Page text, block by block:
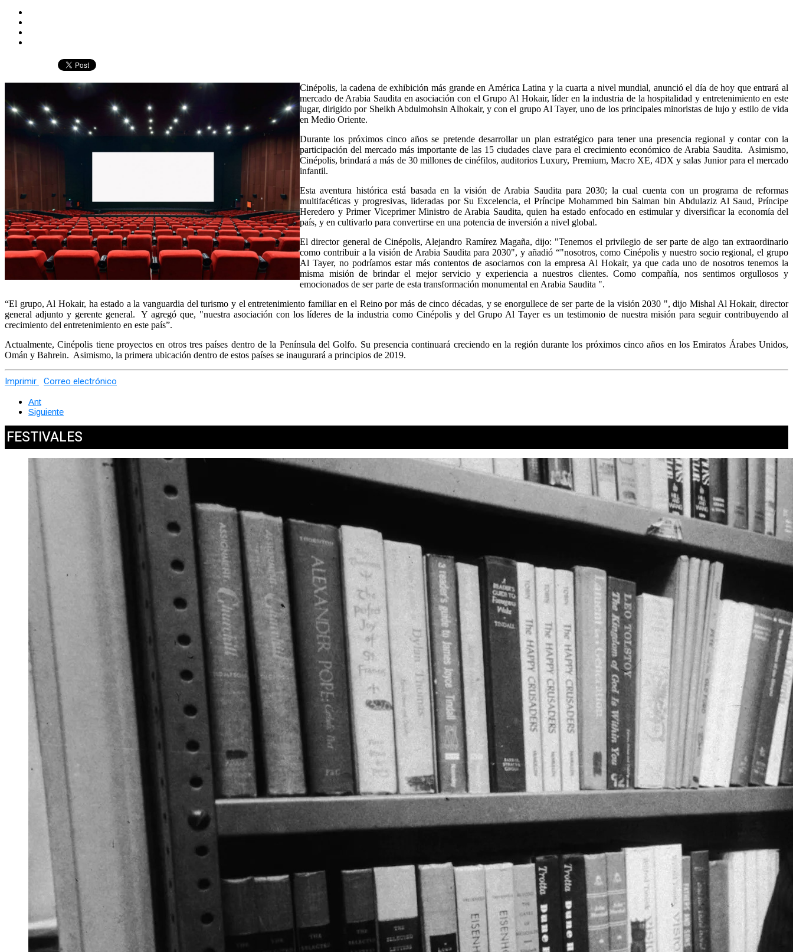
Cinépolis, la cadena de exhibición más grande en América Latina y la cuarta a nivel mundial, anunció el día de hoy que entrará al
mercado de Arabia Saudita en asociación con el Grupo Al Hokair, líder en la industria de la hospitalidad y entretenimiento en este
lugar, dirigido por Sheikh Abdulmohsin Alhokair, y con el grupo Al Tayer, uno de los principales minoristas de lujo y estilo de vida
en Medio Oriente.
Durante los próximos cinco años se pretende desarrollar un plan estratégico para tener una presencia regional y contar con la
participación del mercado más importante de las 15 ciudades clave para el crecimiento económico de Arabia Saudita. Asimismo,
Cinépolis, brindará a más de 30 millones de cinéfilos, auditorios Luxury, Premium, Macro XE, 4DX y salas Junior para el mercado
infantil.
Esta aventura histórica está basada en la visión de Arabia Saudita para 2030; la cual cuenta con un programa de reformas
multifacéticas y progresivas, lideradas por Su Excelencia, el Príncipe Mohammed bin Salman bin Abdulaziz Al Saud, Príncipe
Heredero y Primer Viceprimer Ministro de Arabia Saudita, quien ha estado enfocado en estimular y diversificar la economía del
país, y en cultivarlo para convertirse en una potencia de inversión a nivel global.
El director general de Cinépolis, Alejandro Ramírez Magaña, dijo: "Tenemos el privilegio de ser parte de algo tan extraordinario
como contribuir a la visión de Arabia Saudita para 2030", y añadió “"nosotros, como Cinépolis y nuestro socio regional, el grupo
Al Tayer, no podríamos estar más contentos de asociarnos con la empresa Al Hokair, ya que cada uno de nosotros tenemos la
misma misión de brindar el mejor servicio y experiencia a nuestros clientes. Como compañía, nos sentimos orgullosos y
emocionados de ser parte de esta transformación monumental en Arabia Saudita ".
“El grupo, Al Hokair, ha estado a la vanguardia del turismo y el entretenimiento familiar en el Reino por más de cinco décadas, y se enorgullece de ser parte de la visión 2030 ", dijo Mishal Al Hokair, director
general adjunto y gerente general. Y agregó que, "nuestra asociación con los líderes de la industria como Cinépolis y del Grupo Al Tayer es un testimonio de nuestra misión para seguir contribuyendo al
crecimiento del entretenimiento en este país”.
Actualmente, Cinépolis tiene proyectos en otros tres países dentro de la Península del Golfo. Su presencia continuará creciendo en la región durante los próximos cinco años en los Emiratos Árabes Unidos,
Omán y Bahrein. Asimismo, la primera ubicación dentro de estos países se inaugurará a principios de 2019.
Imprimir Correo electrónico
Ant
Siguiente
FESTIVALES